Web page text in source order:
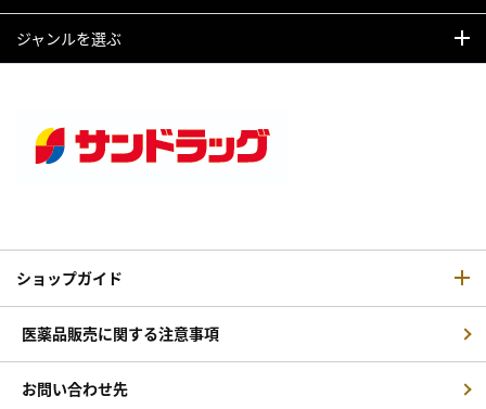
ジャンルを選ぶ
ショップガイド
医薬品販売に関する注意事項
お問い合わせ先